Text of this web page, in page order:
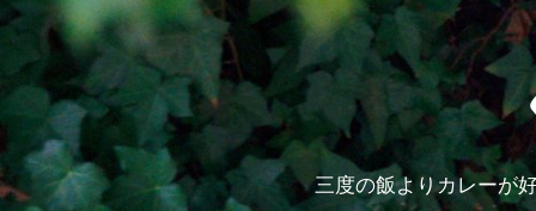
三度の飯よりカレーが